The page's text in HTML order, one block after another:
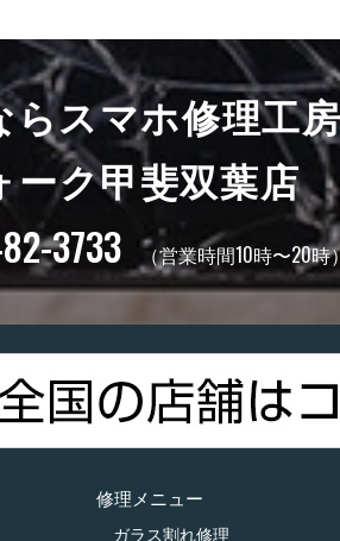
スマホ修理工房
ーク甲斐双葉店
3733 （営業時間10時〜20時
修理メニュー
ガラス割れ修理